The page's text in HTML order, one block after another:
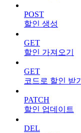
POST
할인 생성
GET
할인 가져오기
GET
코드로 할인 받기
PATCH
할인 업데이트
DEL